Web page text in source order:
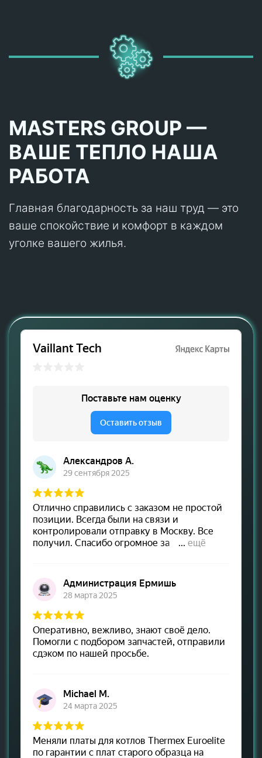
MASTERS GROUP —
ВАШЕ ТЕПЛО НАША
РАБОТА
Главная благодарность за наш труд — это
ваше спокойствие и комфорт в каждом
уголке вашего жилья.